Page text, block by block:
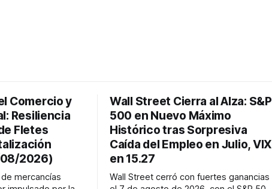
Comercio y
Resiliencia
Fletes
2026)
mercancías
Wall Street Cierra al Alza: S&P
500 en Nuevo Máximo
Histórico tras Sorpresiva
Caída del Empleo en Julio, VIX
en 15.27
Wall Street cerró con fuertes ganancias